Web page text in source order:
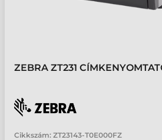
ZEBRA ZT231
Cikkszám: ZT23143-T0E000FZ